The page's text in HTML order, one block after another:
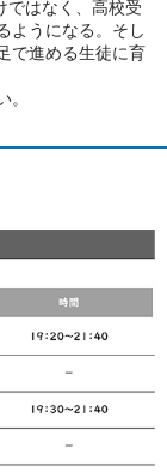
ではなく、高校受
ようになる。そし
で進める生徒に育